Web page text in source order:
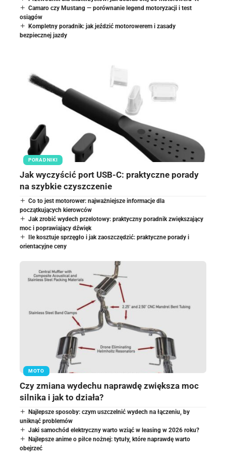
Camaro czy Mustang — porównanie legend motoryzacji i test
osiągów
Kompletny poradnik: jak jeździć motorowerem i zasady
bezpiecznej jazdy
PORADNIKI
Jak wyczyścić port USB-C: praktyczne porady
na szybkie czyszczenie
Co to jest motorower: najważniejsze informacje dla
początkujących kierowców
Jak zrobić wydech przelotowy: praktyczny poradnik zwiększający
moc i poprawiający dźwięk
Ile kosztuje sprzęgło i jak zaoszczędzić: praktyczne porady i
orientacyjne ceny
MOTO
Czy zmiana wydechu naprawdę zwiększa moc
silnika i jak to działa?
Najlepsze sposoby: czym uszczelnić wydech na łączeniu, by
uniknąć problemów
Jaki samochód elektryczny warto wziąć w leasing w 2026 roku?
Najlepsze anime o piłce nożnej: tytuły, które naprawdę warto
obejrzeć